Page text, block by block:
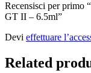
Recensisci per primo
GT II – 6.5ml”
Devi effettuare
Related